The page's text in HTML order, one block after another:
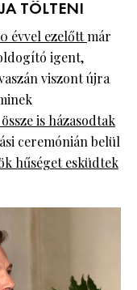
TÖLTENI
évvel ezelőttmár
igent,
viszont újra
össze is házasodtak
ceremónián belül
hűséget esküdtek